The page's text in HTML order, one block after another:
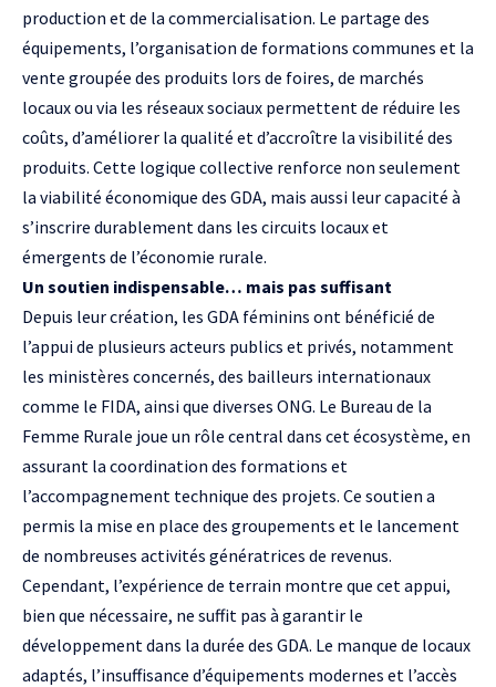
production et de la commercialisation. Le partage des
équipements, l’organisation de formations communes et la
vente groupée des produits lors de foires, de marchés
locaux ou via les réseaux sociaux permettent de réduire les
coûts, d’améliorer la qualité et d’accroître la visibilité des
produits. Cette logique collective renforce non seulement
la viabilité économique des GDA, mais aussi leur capacité à
s’inscrire durablement dans les circuits locaux et
émergents de l’économie rurale.
Un soutien indispensable… mais pas suffisant
Depuis leur création, les GDA féminins ont bénéficié de
l’appui de plusieurs acteurs publics et privés, notamment
les ministères concernés, des bailleurs internationaux
comme le FIDA, ainsi que diverses ONG. Le Bureau de la
Femme Rurale joue un rôle central dans cet écosystème, en
assurant la coordination des formations et
l’accompagnement technique des projets. Ce soutien a
permis la mise en place des groupements et le lancement
de nombreuses activités génératrices de revenus.
Cependant, l’expérience de terrain montre que cet appui,
bien que nécessaire, ne suffit pas à garantir le
développement dans la durée des GDA. Le manque de locaux
adaptés, l’insuffisance d’équipements modernes et l’accès